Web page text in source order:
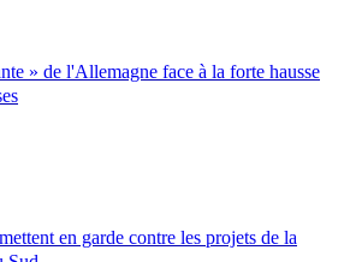
» de l'Allemagne face à la forte hausse
en garde contre les projets de la